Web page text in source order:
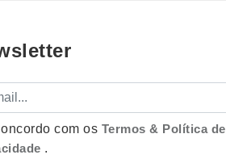
com os Termos & Política de
.